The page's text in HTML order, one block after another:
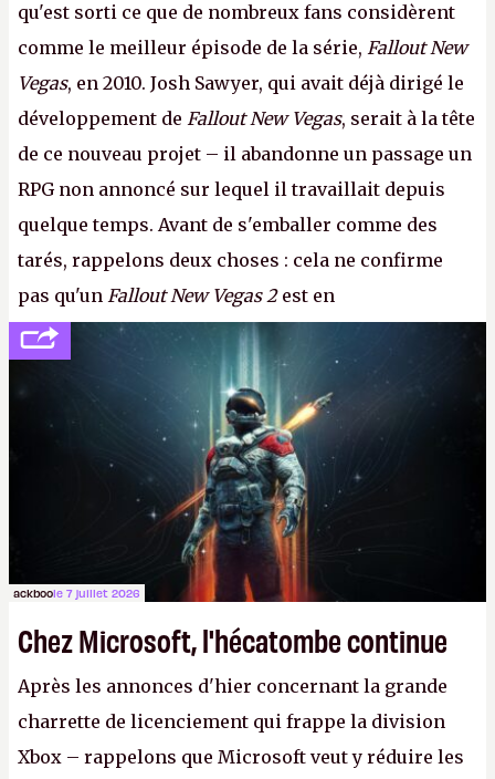
qu'est sorti ce que de nombreux fans considèrent
comme le meilleur épisode de la série, Fallout New
Vegas, en 2010. Josh Sawyer, qui avait déjà dirigé le
développement de Fallout New Vegas, serait à la tête
de ce nouveau projet – il abandonne un passage un
RPG non annoncé sur lequel il travaillait depuis
quelque temps. Avant de s'emballer comme des
tarés, rappelons deux choses : cela ne confirme
pas qu'un Fallout New Vegas 2est en
développement (pour ce que l'on sait, ils bossent
peut-être sur
Fallout Football ou
Fallout vs. Les
Lapins Crétins) et l'Obsidian d'aujourd'hui n'est plus
le même studio qu'il y a 15 ans. Mais bon, OK, on
peut commencer à fantasmer.A.
ackboole 7 juillet 2026
Chez Microsoft, l'hécatombe continue
Après les annonces d'hier concernant la grande
charrette de licenciement qui frappe la division
Xbox – rappelons que Microsoft veut y réduire les